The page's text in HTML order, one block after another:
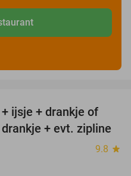
32%
ijsje + drankje of
+ evt. zipline
9.8 star